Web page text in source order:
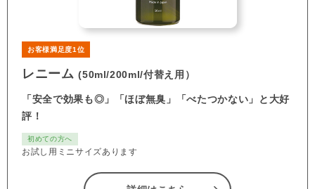
お客様満足度1位
レニーム(50ml/200ml/付替え用）
「安全で効果も◎」「ほぼ無臭」「べたつかない」と大好
評！
初めての方へ
お試し用ミニサイズあります